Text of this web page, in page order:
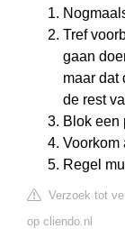
Tref
gaan
maar dat
de rest
Blok een
Voorkom
Regel
Verzoek tot
op cliendo.nl